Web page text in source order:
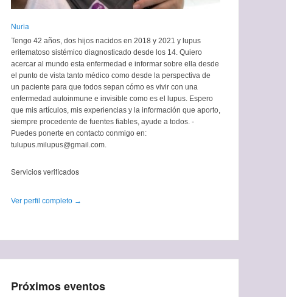
Nuria
Tengo 42 años, dos hijos nacidos en 2018 y 2021 y lupus
eritematoso sistémico diagnosticado desde los 14. Quiero
acercar al mundo esta enfermedad e informar sobre ella desde
el punto de vista tanto médico como desde la perspectiva de
un paciente para que todos sepan cómo es vivir con una
enfermedad autoinmune e invisible como es el lupus. Espero
que mis artículos, mis experiencias y la información que aporto,
siempre procedente de fuentes fiables, ayude a todos. -
Puedes ponerte en contacto conmigo en:
tulupus.milupus@gmail.com.
Servicios verificados
Ver perfil completo →
Próximos eventos